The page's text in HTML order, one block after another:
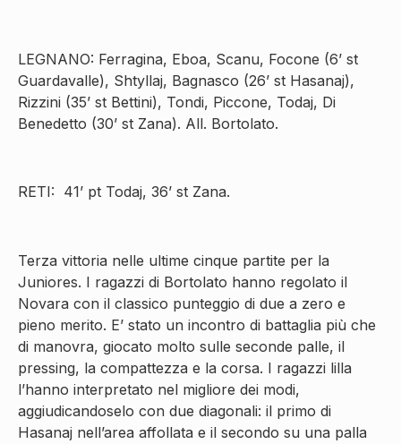
LEGNANO: Ferragina, Eboa, Scanu, Focone (6’ st
Guardavalle), Shtyllaj, Bagnasco (26’ st Hasanaj),
Rizzini (35’ st Bettini), Tondi, Piccone, Todaj, Di
Benedetto (30’ st Zana). All. Bortolato.
RETI: 41’ pt Todaj, 36’ st Zana.
Terza vittoria nelle ultime cinque partite per la
Juniores. I ragazzi di Bortolato hanno regolato il
Novara con il classico punteggio di due a zero e
pieno merito. E’ stato un incontro di battaglia più che
di manovra, giocato molto sulle seconde palle, il
pressing, la compattezza e la corsa. I ragazzi lilla
l’hanno interpretato nel migliore dei modi,
aggiudicandoselo con due diagonali: il primo di
Hasanaj nell’area affollata e il secondo su una palla